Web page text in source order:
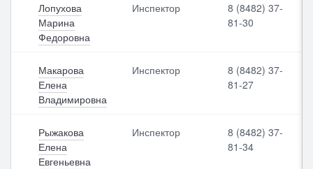
Лопухова
Марина
Федоровна
Инспектор
8 (8482) 37-
81-30
Макарова
Елена
Владимировна
Инспектор
8 (8482) 37-
81-27
Рыжакова
Елена
Евгеньевна
Инспектор
8 (8482) 37-
81-34